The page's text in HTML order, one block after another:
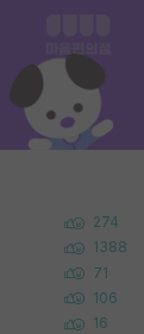
274
1388
71
106
16